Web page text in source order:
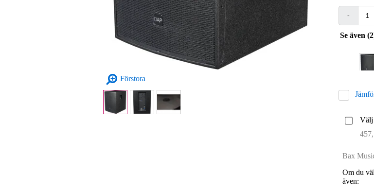
Förstora
-
Se även
Välj
Bax
Om du
även: